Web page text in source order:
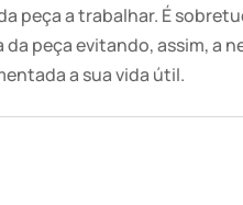
peça a trabalhar. É
peça evitando, assim, a
a sua vida útil.